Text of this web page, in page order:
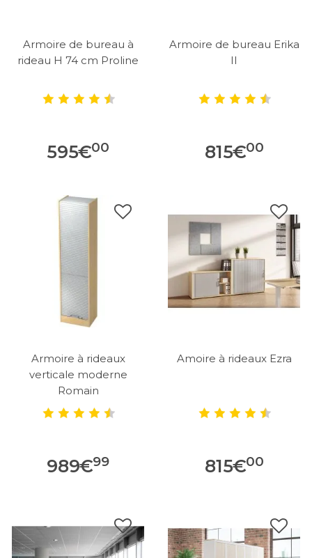
Armoire de bureau à
rideau H 74 cm Proline
595€00
Armoire de bureau Erika
II
815€00
Armoire à rideaux
verticale moderne
Romain
989€99
Amoire à rideaux Ezra
815€00